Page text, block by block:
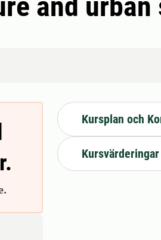
Kursplan och
Kursvärderingar